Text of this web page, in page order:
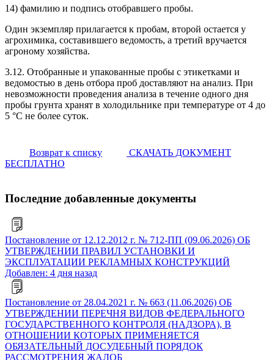
14) фамилию и подпись отобравшего пробы.
Один экземпляр прилагается к пробам, второй остается у
агрохимика, составившего ведомость, а третий вручается
агроному хозяйства.
3.12. Отобранные и упакованные пробы с этикетками и
ведомостью в день отбора проб доставляют на анализ. При
невозможности проведения анализа в течение одного дня
пробы грунта хранят в холодильнике при температуре от 4 до
5 °С не более суток.
Возврат к списку
СКАЧАТЬ ДОКУМЕНТ
БЕСПЛАТНО
Последние добавленные документы
Постановление от 12.12.2012 г. № 712-ПП (09.06.2026) ОБ
УТВЕРЖДЕНИИ ПРАВИЛ УСТАНОВКИ И
ЭКСПЛУАТАЦИИ РЕКЛАМНЫХ КОНСТРУКЦИЙ
Добавлен: 4 дня назад
Постановление от 28.04.2021 г. № 663 (11.06.2026) ОБ
УТВЕРЖДЕНИИ ПЕРЕЧНЯ ВИДОВ ФЕДЕРАЛЬНОГО
ГОСУДАРСТВЕННОГО КОНТРОЛЯ (НАДЗОРА), В
ОТНОШЕНИИ КОТОРЫХ ПРИМЕНЯЕТСЯ
ОБЯЗАТЕЛЬНЫЙ ДОСУДЕБНЫЙ ПОРЯДОК
РАССМОТРЕНИЯ ЖАЛОБ